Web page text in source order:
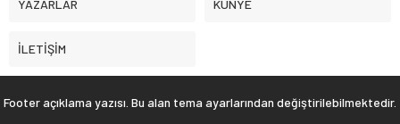
YAZARLAR KÜNYE
İLETİŞİM
Footer açıklama yazısı. Bu alan tema ayarlarından değiştirilebilmektedir.